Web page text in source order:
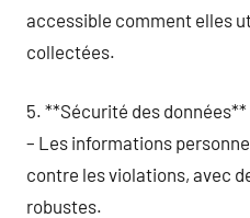
accessible comment elles
collectées.
5. **Sécurité des données**
– Les informations
contre les violations, avec
robustes.